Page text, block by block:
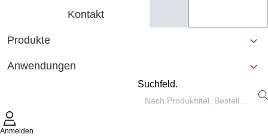
Kontakt
Produkte
Anwendungen
Suchfeld.
Anmelden